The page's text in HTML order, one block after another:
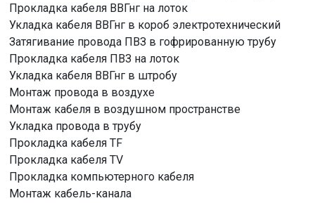
Прокладка кабеля ВВГнг на лоток
Укладка кабеля ВВГнг в короб электротехнический
Затягивание провода ПВЗ в гофрированную трубу
Прокладка кабеля ПВЗ на лоток
Укладка кабеля ВВГнг в штробу
Монтаж провода в воздухе
Монтаж кабеля в воздушном пространстве
Укладка провода в трубу
Прокладка кабеля TF
Прокладка кабеля TV
Прокладка компьютерного кабеля
Монтаж кабель-канала